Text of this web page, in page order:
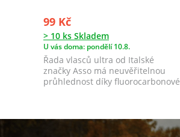
99 Kč
> 10 ks Skladem
U vás doma: pondělí 10.8.
Řada vlasců ultra od Italské
značky Asso má neuvěřitelnou
průhlednost díky fluorocarbonové